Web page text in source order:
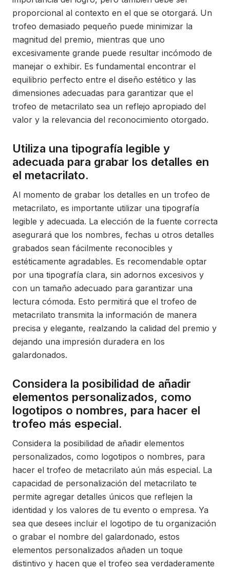
proporcional al contexto en el que se otorgará. Un
trofeo demasiado pequeño puede minimizar la
magnitud del premio, mientras que uno
excesivamente grande puede resultar incómodo de
manejar o exhibir. Es fundamental encontrar el
equilibrio perfecto entre el diseño estético y las
dimensiones adecuadas para garantizar que el
trofeo de metacrilato sea un reflejo apropiado del
valor y la relevancia del reconocimiento otorgado.
Utiliza una tipografía legible y
adecuada para grabar los detalles en
el metacrilato.
Al momento de grabar los detalles en un trofeo de
metacrilato, es importante utilizar una tipografía
legible y adecuada. La elección de la fuente correcta
asegurará que los nombres, fechas u otros detalles
grabados sean fácilmente reconocibles y
estéticamente agradables. Es recomendable optar
por una tipografía clara, sin adornos excesivos y
con un tamaño adecuado para garantizar una
lectura cómoda. Esto permitirá que el trofeo de
metacrilato transmita la información de manera
precisa y elegante, realzando la calidad del premio y
dejando una impresión duradera en los
galardonados.
Considera la posibilidad de añadir
elementos personalizados, como
logotipos o nombres, para hacer el
trofeo más especial.
Considera la posibilidad de añadir elementos
personalizados, como logotipos o nombres, para
hacer el trofeo de metacrilato aún más especial. La
capacidad de personalización del metacrilato te
permite agregar detalles únicos que reflejen la
identidad y los valores de tu evento o empresa. Ya
sea que desees incluir el logotipo de tu organización
o grabar el nombre del galardonado, estos
elementos personalizados añaden un toque
distintivo y hacen que el trofeo sea verdaderamente